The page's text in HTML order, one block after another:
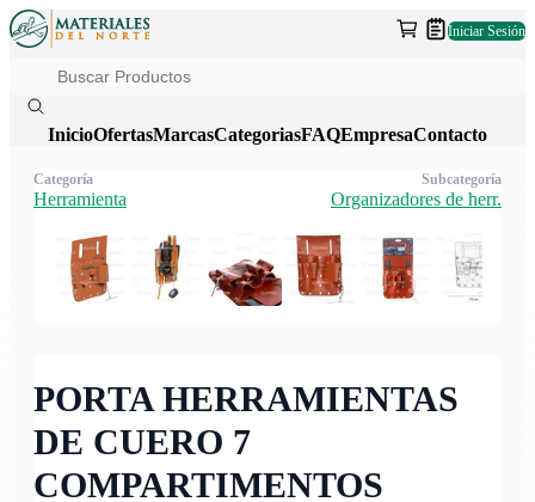
Iniciar Sesión
InicioOfertasMarcasCategoriasFAQEmpresaContacto
PORTA HERRAMIENTAS
DE CUERO 7
COMPARTIMENTOS
Categoría
Herramienta
Subcategoría
Organizadores de herr.